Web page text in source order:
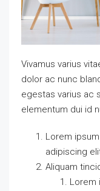
Vivamus varius
dolor ac nunc
egestas varius ac
elementum dui id
Lorem
adipiscing
Aliquam
Lorem